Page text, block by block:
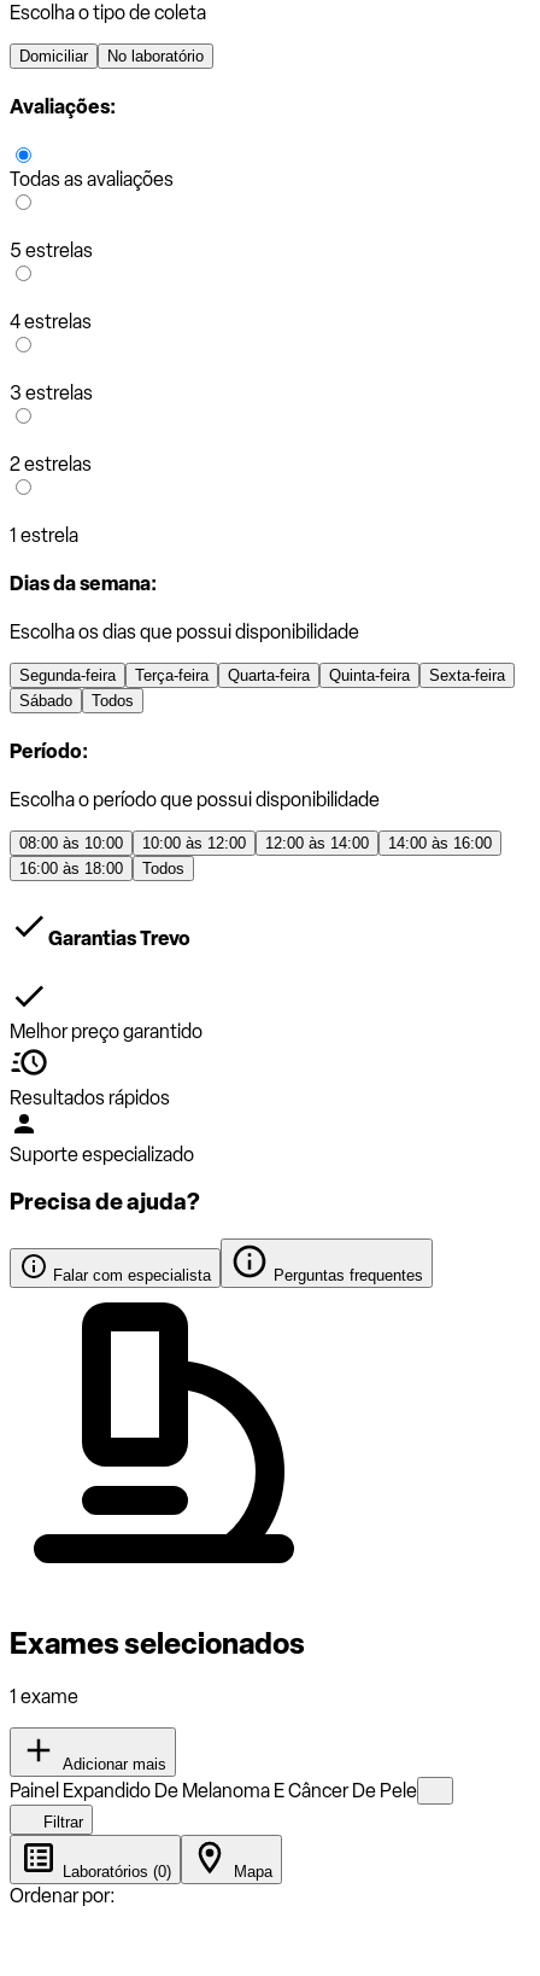
Escolha o tipo de coleta
Domiciliar No laboratório
Avaliações:
Todas as avaliações
5 estrelas
4 estrelas
3 estrelas
2 estrelas
1 estrela
Dias da semana:
Escolha os dias que possui disponibilidade
Segunda-feira Terça-feira Quarta-feira Quinta-feira
Sexta-feira
Sábado
Todos
Período:
Escolha o período que possui disponibilidade
08:00 às 10:00 10:00 às 12:00 12:00 às 14:00
14:00 às 16:00
16:00 às 18:00
Todos
Garantias Trevo
Melhor preço garantido
Resultados rápidos
Suporte especializado
Precisa de ajuda?
Falar com especialista Perguntas frequentes
Exames selecionados
1 exame
Adicionar mais
Painel Expandido De Melanoma E Câncer De Pele
Filtrar
Laboratórios (0) Mapa
Ordenar por: